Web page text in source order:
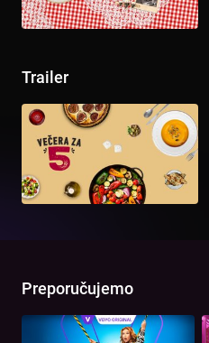
Trailer
Preporučujemo